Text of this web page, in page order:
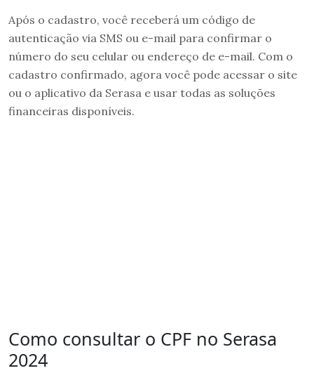
Após o cadastro, você receberá um código de
autenticação via SMS ou e-mail para confirmar o
número do seu celular ou endereço de e-mail. Com o
cadastro confirmado, agora você pode acessar o site
ou o aplicativo da Serasa e usar todas as soluções
financeiras disponíveis.
Como consultar o CPF no Serasa
2024